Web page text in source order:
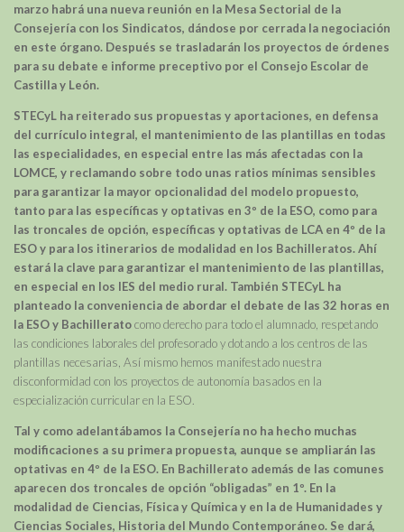
marzo habrá una nueva reunión en la Mesa Sectorial de la
Consejería con los Sindicatos, dándose por cerrada la negociación
en este órgano. Después se trasladarán los proyectos de órdenes
para su debate e informe preceptivo por el Consejo Escolar de
Castilla y León.
STECyL ha reiterado sus propuestas y aportaciones, en defensa
del currículo integral, el mantenimiento de las plantillas en todas
las especialidades, en especial entre las más afectadas con la
LOMCE, y reclamando sobre todo unas ratios mínimas sensibles
para garantizar la mayor opcionalidad del modelo propuesto,
tanto para las específicas y optativas en 3º de la ESO, como para
las troncales de opción, específicas y optativas de LCA en 4º de la
ESO y para los itinerarios de modalidad en los Bachilleratos. Ahí
estará la clave para garantizar el mantenimiento de las plantillas,
en especial en los IES del medio rural. También STECyL ha
planteado la conveniencia de abordar el debate de las 32 horas en
la ESO y Bachilleratocomo derecho para todo el alumnado, respetando
las condiciones laborales del profesorado y dotando a los centros de las
plantillas necesarias, Así mismo hemos manifestado nuestra
disconformidad con los proyectos de autonomía basados en la
especialización curricular en la ESO.
Tal y como adelantábamos la Consejería no ha hecho muchas
modificaciones a su primera propuesta, aunque se ampliarán las
optativas en 4º de la ESO. En Bachillerato además de las comunes
aparecen dos troncales de opción “obligadas” en 1º. En la
modalidad de Ciencias, Física y Química y en la de Humanidades y
Ciencias Sociales, Historia del Mundo Contemporáneo. Se dará,